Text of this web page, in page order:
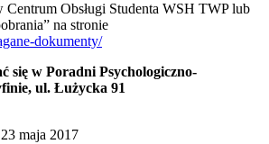
Obsługi Studenta WSH TWP lub
na stronie
dokumenty/
się w Poradni Psychologiczno-
ul. Łużycka 91
maja 2017